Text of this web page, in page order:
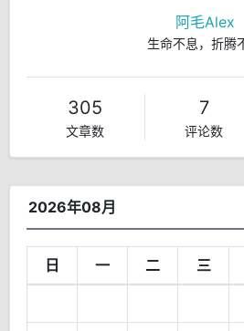
阿毛Alex
生命不息，折腾
305
文章数
7
评论数
2026年08月
日 一 二 三